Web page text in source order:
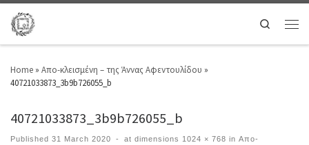
Search
Home » Απο-κλεισμένη – της Άννας Αφεντουλίδου »
40721033873_3b9b726055_b
40721033873_3b9b726055_b
Published 31 March 2020 - at dimensions 1024 × 768 in Απο-